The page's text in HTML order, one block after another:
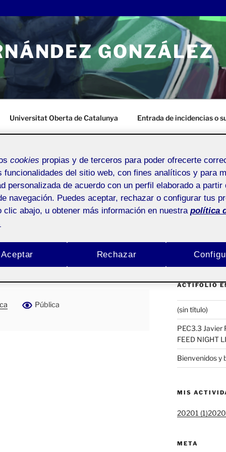
GONZÁLEZ
Universitat Oberta de Catalunya Entrada de incidencias o
Manual
LIVE
Pública
Buscar
ACTIFOLIO
(sin título)
PEC3.3 Javier
FEED NIGHT
Bienvenidos y
MIS
20201 (1)
META
cookies propias y de terceros para poder ofrecerte
funcionalidades del sitio web, con fines analíticos y para
personalizada de acuerdo con un perfil elaborado a partir
navegación. Puedes aceptar, rechazar o configurar tus
clic abajo, u obtener más información en nuestra política
Rechazar
Aceptar